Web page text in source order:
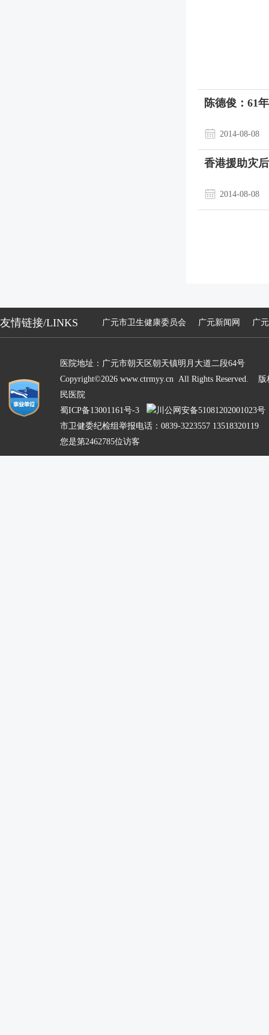
陈德俊：61
2014-08-08
香港援助灾
2014-08-08
友情链接/LINKS 广元市卫生健康委员会 广元新闻网 广
医院地址：广元市朝天区朝天镇明月大道二段64号
Copyright©2026 www.ctrmyy.cn All Rights Reserved.
民医院
蜀ICP备13001161号-3
川公网安备51081202001023号
市卫健委纪检组举报电话：0839-3223557 13518320119
您是第2462785位访客